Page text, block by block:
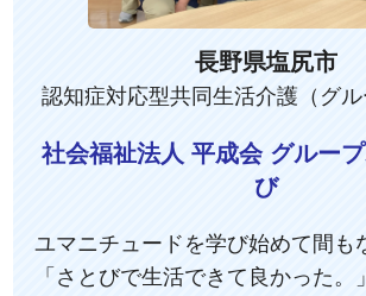
長野県塩尻市
認知症対応型共同生活介護（グル
社会福祉法人 平成会 グルー
び
ユマニチュードを学び始めて間も
「さとびで生活できて良かった。